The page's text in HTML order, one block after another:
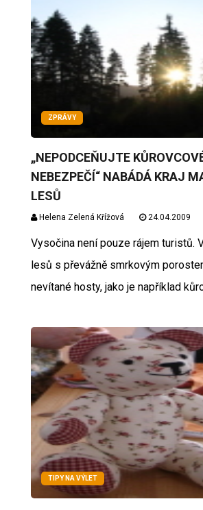
ZPRÁVY
„NEPODCEŇUJTE
NEBEZPEČÍ“ NABÁDÁ KRAJ
LESŮ
Helena Zelená Křížová 24.04.2009
Vysočina není pouze rájem turistů.
lesů s převážně smrkovým
nevítané hosty, jako je například
TIPY NA VÝLET